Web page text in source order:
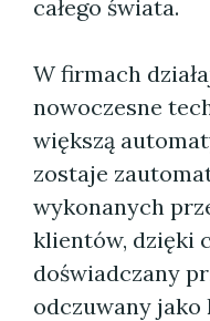
całego świata.
W firmach
nowoczesne
większą
zostaje
wykonanych
klientów, dzięki
doświadczany
odczuwany